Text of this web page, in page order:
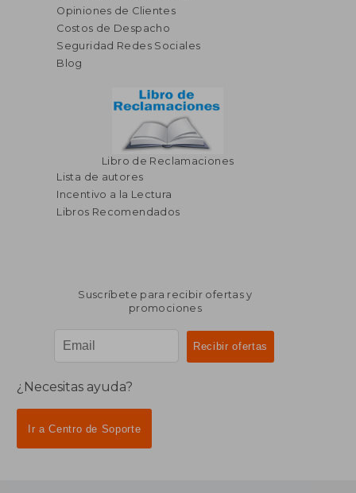
55% S/ 141,40
S/ 63,63
Opiniones de Clientes
Costos de Despacho
Seguridad Redes Sociales
Blog
Libro de Reclamaciones
Lista de autores
Incentivo a la Lectura
Libros Recomendados
Suscríbete para recibir ofertas y
promociones
¿Necesitas ayuda?
Ir a Centro de Soporte